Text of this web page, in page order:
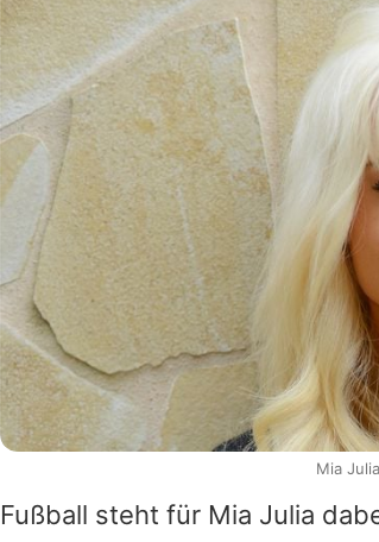
Fußball steht für Mia Julia
Mia